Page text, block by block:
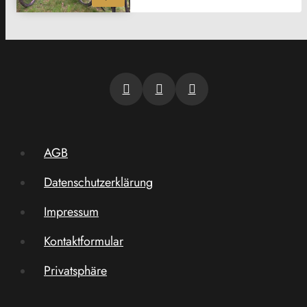
AGB
Datenschutzerklärung
Impressum
Kontaktformular
Privatsphäre